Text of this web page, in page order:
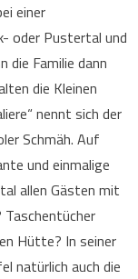
einer
oder Pustertal und
die Familie dann
die Kleinen
nennt sich der
Schmäh. Auf
und einmalige
allen Gästen mit
Hütte? In seiner
natürlich auch die